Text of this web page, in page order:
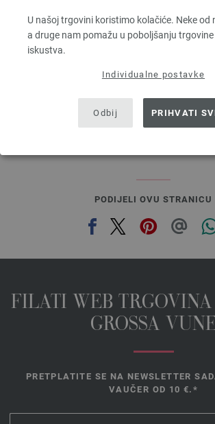
U našoj trgovini koristimo kolačiće. Neke od
a druge nam pomažu u poboljšanju trgovine
iskustva.
Individualne postavke
Odbij PRIHVATI
90 % Alpaka, 5 % Djevicavuna, 5 %
Dužina: otprilike 140 m / 50
7,80 $
next
PODIJELI OVU STRANICU
FILATI WEB
GROSSA
PRETPLATITE SE NA NEWSLETTER
VAUČER OD 10 €.*